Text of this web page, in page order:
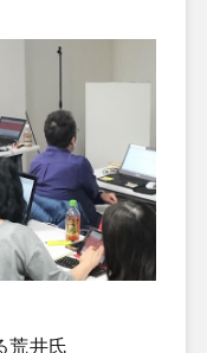
荒井氏